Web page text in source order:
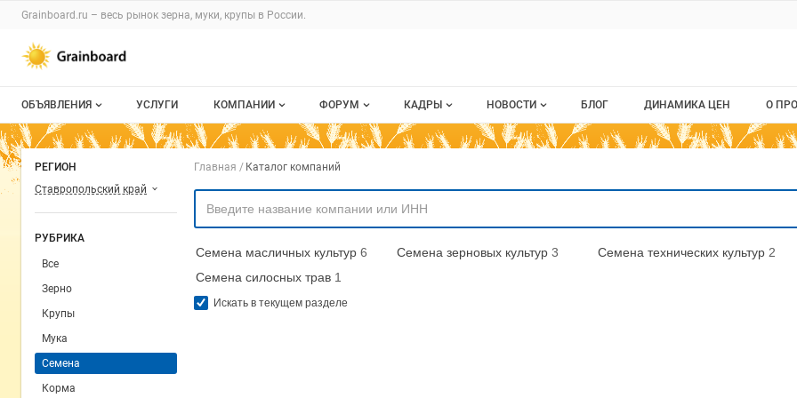
Раздел навигации по сайту grainboard.ru
Grainboard.ru – весь рынок зерна, муки, крупы в России.
Авторизация и меню пользователя
Навигация по разделам сайта grainboard.ru
ОБЪЯВЛЕНИЯ
Все объявления
Мои объявления
УСЛУГИ КОМПАНИИ
О каталоге компаний
Моя компания
Платное размещение
ФОРУМ
Все темы
КАДРЫ
Все вакансии
НОВОСТИ
Новости рынка
БЛОГ ДИНАМИКА ЦЕН О
О
РЕГИОН
Ставропольский край
РУБРИКА
Все
Зерно
Крупы
Мука
Семена
Корма
Навигация по компаниям
Главная Каталог компаний
Семена масличных культур 6 Семена зерновых культур 3 Семена технических культур 2
Семена силосных трав 1
Искать в текущем разделе